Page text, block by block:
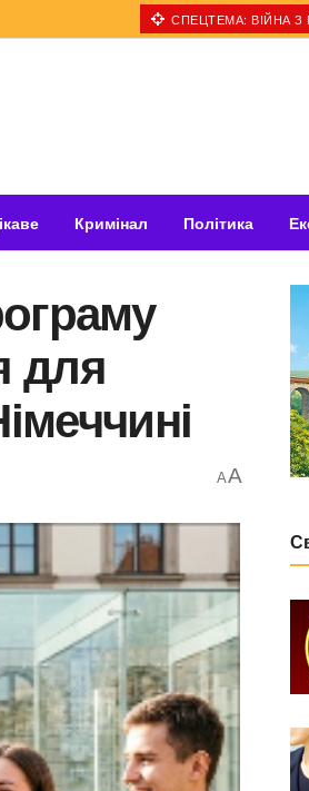
СПЕЦТЕМА: ВІЙНА З
Кримінал Політика
для
AA